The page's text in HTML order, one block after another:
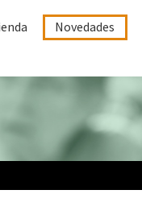
Novedades